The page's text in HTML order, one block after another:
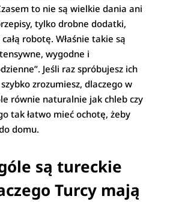
to nie są wielkie dania ani
tylko drobne dodatki,
robotę. Właśnie takie są
wygodne i
Jeśli raz spróbujesz ich
zrozumiesz, dlaczego w
równie naturalnie jak chleb czy
tak łatwo mieć ochotę, żeby
domu.
są tureckie
Turcy mają